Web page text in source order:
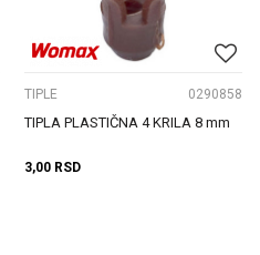
TIPLE 0290858
TIPLA PLASTIČNA 4 KRILA 8 mm
3,00 RSD